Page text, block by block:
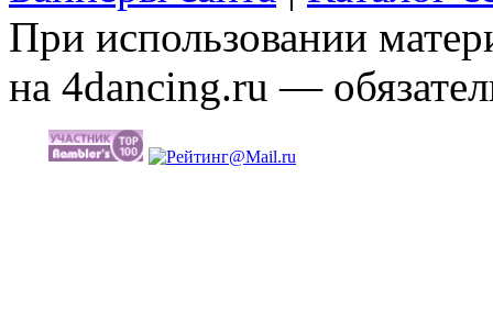
При использовании
на 4dancing.ru —